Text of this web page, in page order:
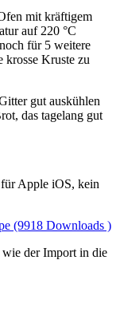
mit kräftigem
auf 220 °C
für 5 weitere
krosse Kruste zu
gut auskühlen
das tagelang gut
Apple iOS, kein
(9918 Downloads )
der Import in die